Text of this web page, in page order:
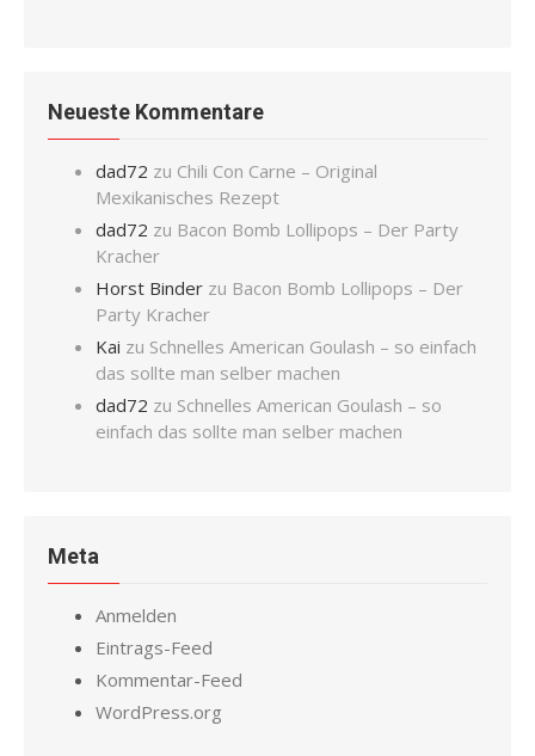
Neueste Kommentare
dad72 zu Chili Con Carne – Original
Mexikanisches Rezept
dad72 zu Bacon Bomb Lollipops – Der Party
Kracher
Horst Binder zu Bacon Bomb Lollipops – Der
Party Kracher
Kai zu Schnelles American Goulash – so einfach
das sollte man selber machen
dad72 zu Schnelles American Goulash – so
einfach das sollte man selber machen
Meta
Anmelden
Eintrags-Feed
Kommentar-Feed
WordPress.org